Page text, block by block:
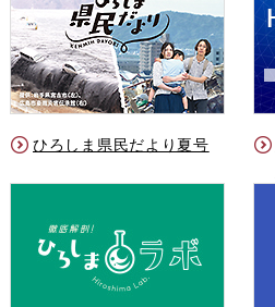
ひろしま県民だより夏号